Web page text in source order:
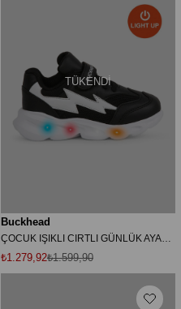
TÜKENDI
Buckhead
ÇOCUK IŞIKLI CIRTLI GÜNLÜK AYAKKABI BUCK4431 FASTER
₺1.279,92₺1.599,90